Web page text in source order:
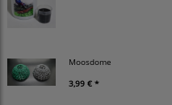
Moosdome
3,99 € *